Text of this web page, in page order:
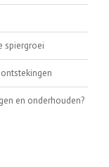
spiergroei
en onderhouden?